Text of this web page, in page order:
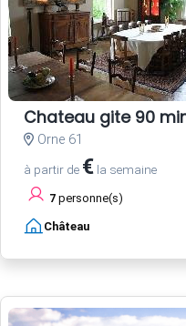
Chateau gite 90
Orne 61
à partir de € la semaine
7 personne(s)
Château